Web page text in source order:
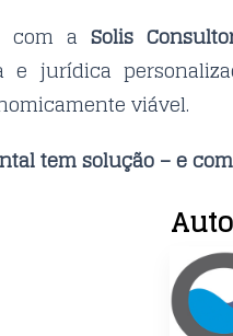
com a Solis
e jurídica
viável.
tem solução – e